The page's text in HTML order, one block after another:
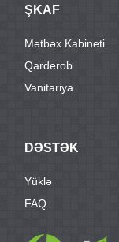
ŞKAF
Mətbəx Kabineti
Qarderob
Vanitariya
DƏSTƏK
Yüklə
FAQ